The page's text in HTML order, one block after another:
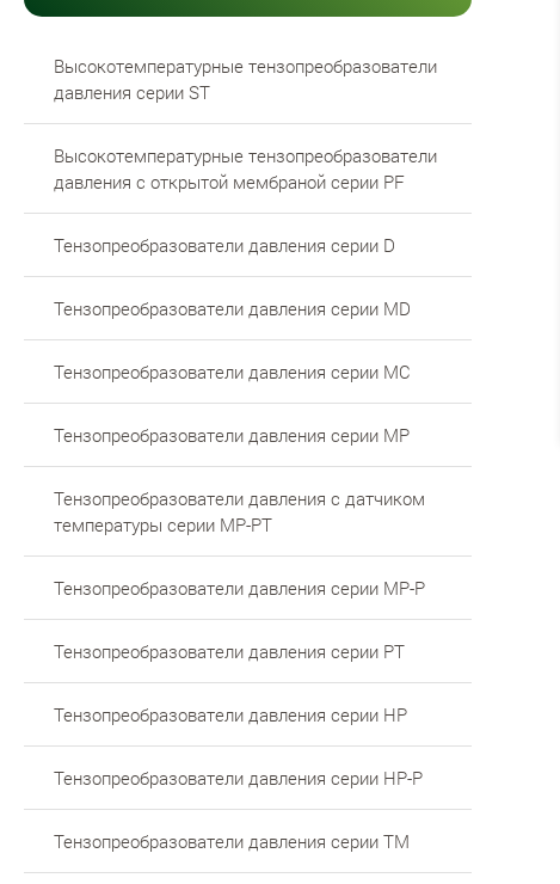
Высокотемпературные тензопреобразователи
давления серии ST
Высокотемпературные тензопреобразователи
давления с открытой мембраной серии PF
Тензопреобразователи давления серии D
Тензопреобразователи давления серии MD
Тензопреобразователи давления серии MC
Тензопреобразователи давления серии MP
Тензопреобразователи давления с датчиком
температуры серии MP-PT
Тензопреобразователи давления серии МР-Р
Тензопреобразователи давления серии PT
Тензопреобразователи давления серии HP
Тензопреобразователи давления серии HP-P
Тензопреобразователи давления серии TM